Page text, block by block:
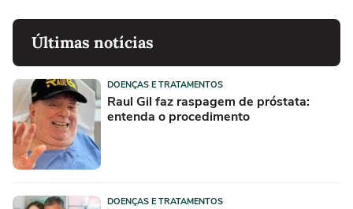
Últimas notícias
DOENÇAS E TRATAMENTOS
Raul Gil faz raspagem de próstata:
entenda o procedimento
DOENÇAS E TRATAMENTOS